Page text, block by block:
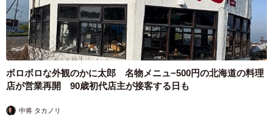
ボロボロな外観のかに太郎 名物メニュ−500円の北海道の料理
店が営業再開 90歳初代店主が接客する日も
中将 タカノリ